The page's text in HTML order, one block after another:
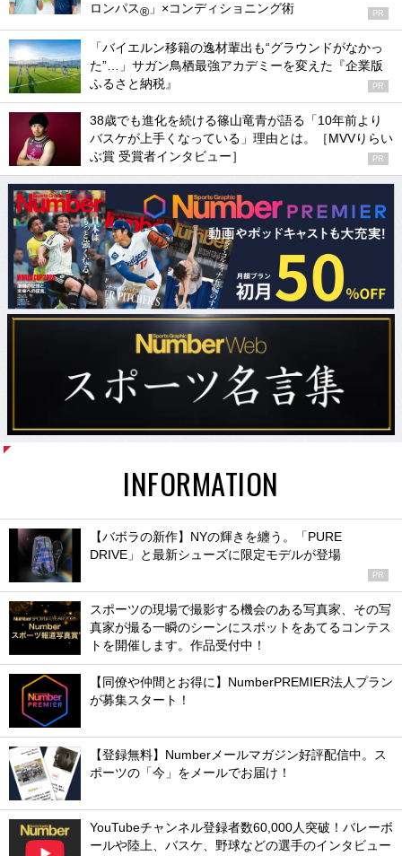
ロンパス® 」×コンディショニング術 PR
「バイエルン移籍の逸材輩出も“グラウンドがなかっ
た”…」サガン鳥栖最強アカデミーを変えた『企業版
ふるさと納税』
PR
38歳でも進化を続ける篠山竜青が語る「10年前より
バスケが上手くなっている」理由とは。［MVVりらい
ぶ賞 受賞者インタビュー］
PR
INFORMATION
【バボラの新作】NYの輝きを纏う。「PURE
DRIVE」と最新シューズに限定モデルが登場
PR
スポーツの現場で撮影する機会のある写真家、その写
真家が撮る一瞬のシーンにスポットをあてるコンテス
トを開催します。作品受付中！
【同僚や仲間とお得に】NumberPREMIER法人プラン
が募集スタート！
【登録無料】Numberメールマガジン好評配信中。ス
ポーツの「今」をメールでお届け！
YouTubeチャンネル登録者数60,000人突破！バレーボ
ールや陸上、バスケ、野球などの選手のインタビュー